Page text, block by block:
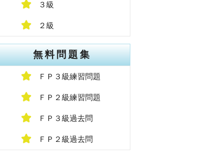
３級
２級
無料問題集
ＦＰ３級練習問題
ＦＰ２級練習問題
ＦＰ３級過去問
ＦＰ２級過去問